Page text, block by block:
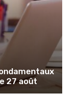
27 août